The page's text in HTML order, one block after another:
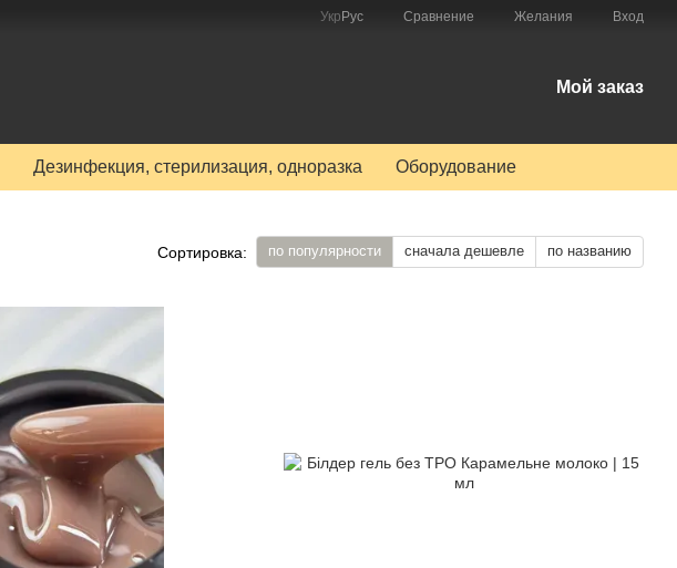
Укр Рус Сравнение Желания Вход
Мой заказ
Дезинфекция, стерилизация, одноразка Оборудование
Сортировка: по популярности сначала дешевле по названию